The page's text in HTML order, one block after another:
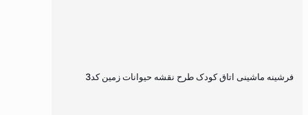
فرشینه ماشینی اتاق کودک طرح نقشه حیوانات زمین کد3